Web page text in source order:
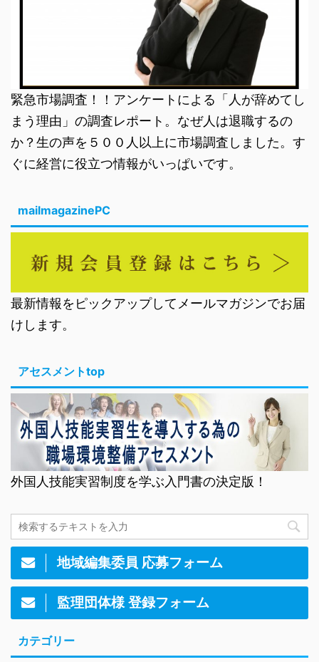
緊急市場調査！！アンケートによる「人が辞めてし
まう理由」の調査レポート。なぜ人は退職するの
か？生の声を５００人以上に市場調査しました。す
ぐに経営に役立つ情報がいっぱいです。
mailmagazinePC
最新情報をピックアップしてメールマガジンでお届
けします。
アセスメントtop
外国人技能実習制度を学ぶ入門書の決定版！
地域編集委員 応募フォーム
監理団体様 登録フォーム
カテゴリー